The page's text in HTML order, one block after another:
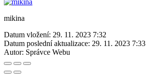
mikina
Datum vložení: 29. 11. 2023 7:32
Datum poslední aktualizace: 29. 11. 2023 7:33
Autor: Správce Webu